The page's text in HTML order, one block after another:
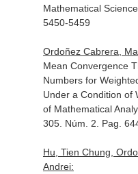
Mathematical
5450-5459
Ordoñez Cabrera,
Mean Convergence
Numbers for
Under a Condition of
of Mathematical
305. Núm. 2. Pag.
Hu, Tien Chung,
Andrei: